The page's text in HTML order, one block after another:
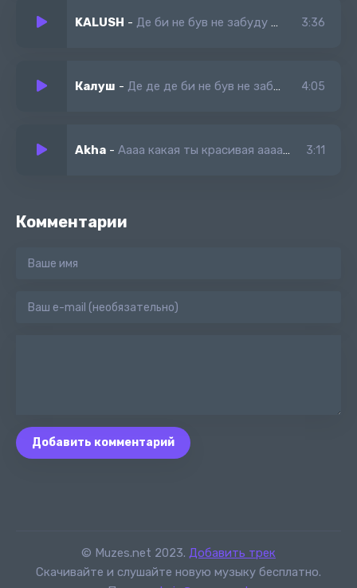
KALUSH - Де би не був не забуду дім 3:36
Калуш - Де де де би не був не забуду Дім 4:05
Akha - Аааа какая ты красивая аааа зачем такая милая 3:11
Комментарии
Добавить комментарий
© Muzes.net 2023. Добавить трек
Скачивайте и слушайте новую музыку бесплатно.